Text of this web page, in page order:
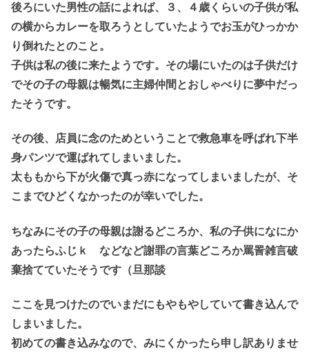
後ろにいた男性の話によれば、３、４歳くらいの子供が私
の横からカレーを取ろうとしていたようでお玉がひっかか
り倒れたとのこと。
子供は私の後に来たようです。その場にいたのは子供だけ
でその子の母親は暢気に主婦仲間とおしゃべりに夢中だっ
たそうです。
その後、店員に念のためということで救急車を呼ばれ下半
身パンツで運ばれてしまいました。
太ももから下が火傷で真っ赤になってしまいましたが、そ
こまでひどくなかったのが幸いでした。
ちなみにその子の母親は謝るどころか、私の子供になにか
あったらふじｋ などなど謝罪の言葉どころか罵詈雑言破
棄捨てていたそうです（旦那談
ここを見つけたのでいまだにもやもやしていて書き込んで
しまいました。
初めての書き込みなので、みにくかったら申し訳ありませ